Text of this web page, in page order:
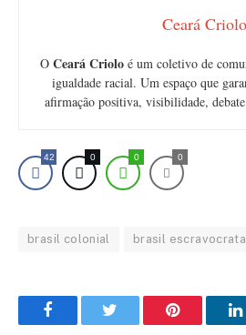
Ceará Criolo
O Ceará Crioloé um coletivo de
igualdade racial. Um espaço que
afirmação positiva, visibilidade,
42 0 0 0
brasil colonial brasil escravocrata
FacebookTwitter Pinterest